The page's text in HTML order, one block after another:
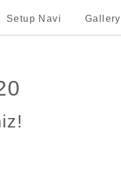
Setup Navi Gallery